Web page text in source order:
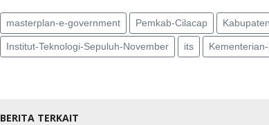
masterplan-e-government Pemkab-Cilacap
Institut-Teknologi-Sepuluh-November its
BERITA TERKAIT